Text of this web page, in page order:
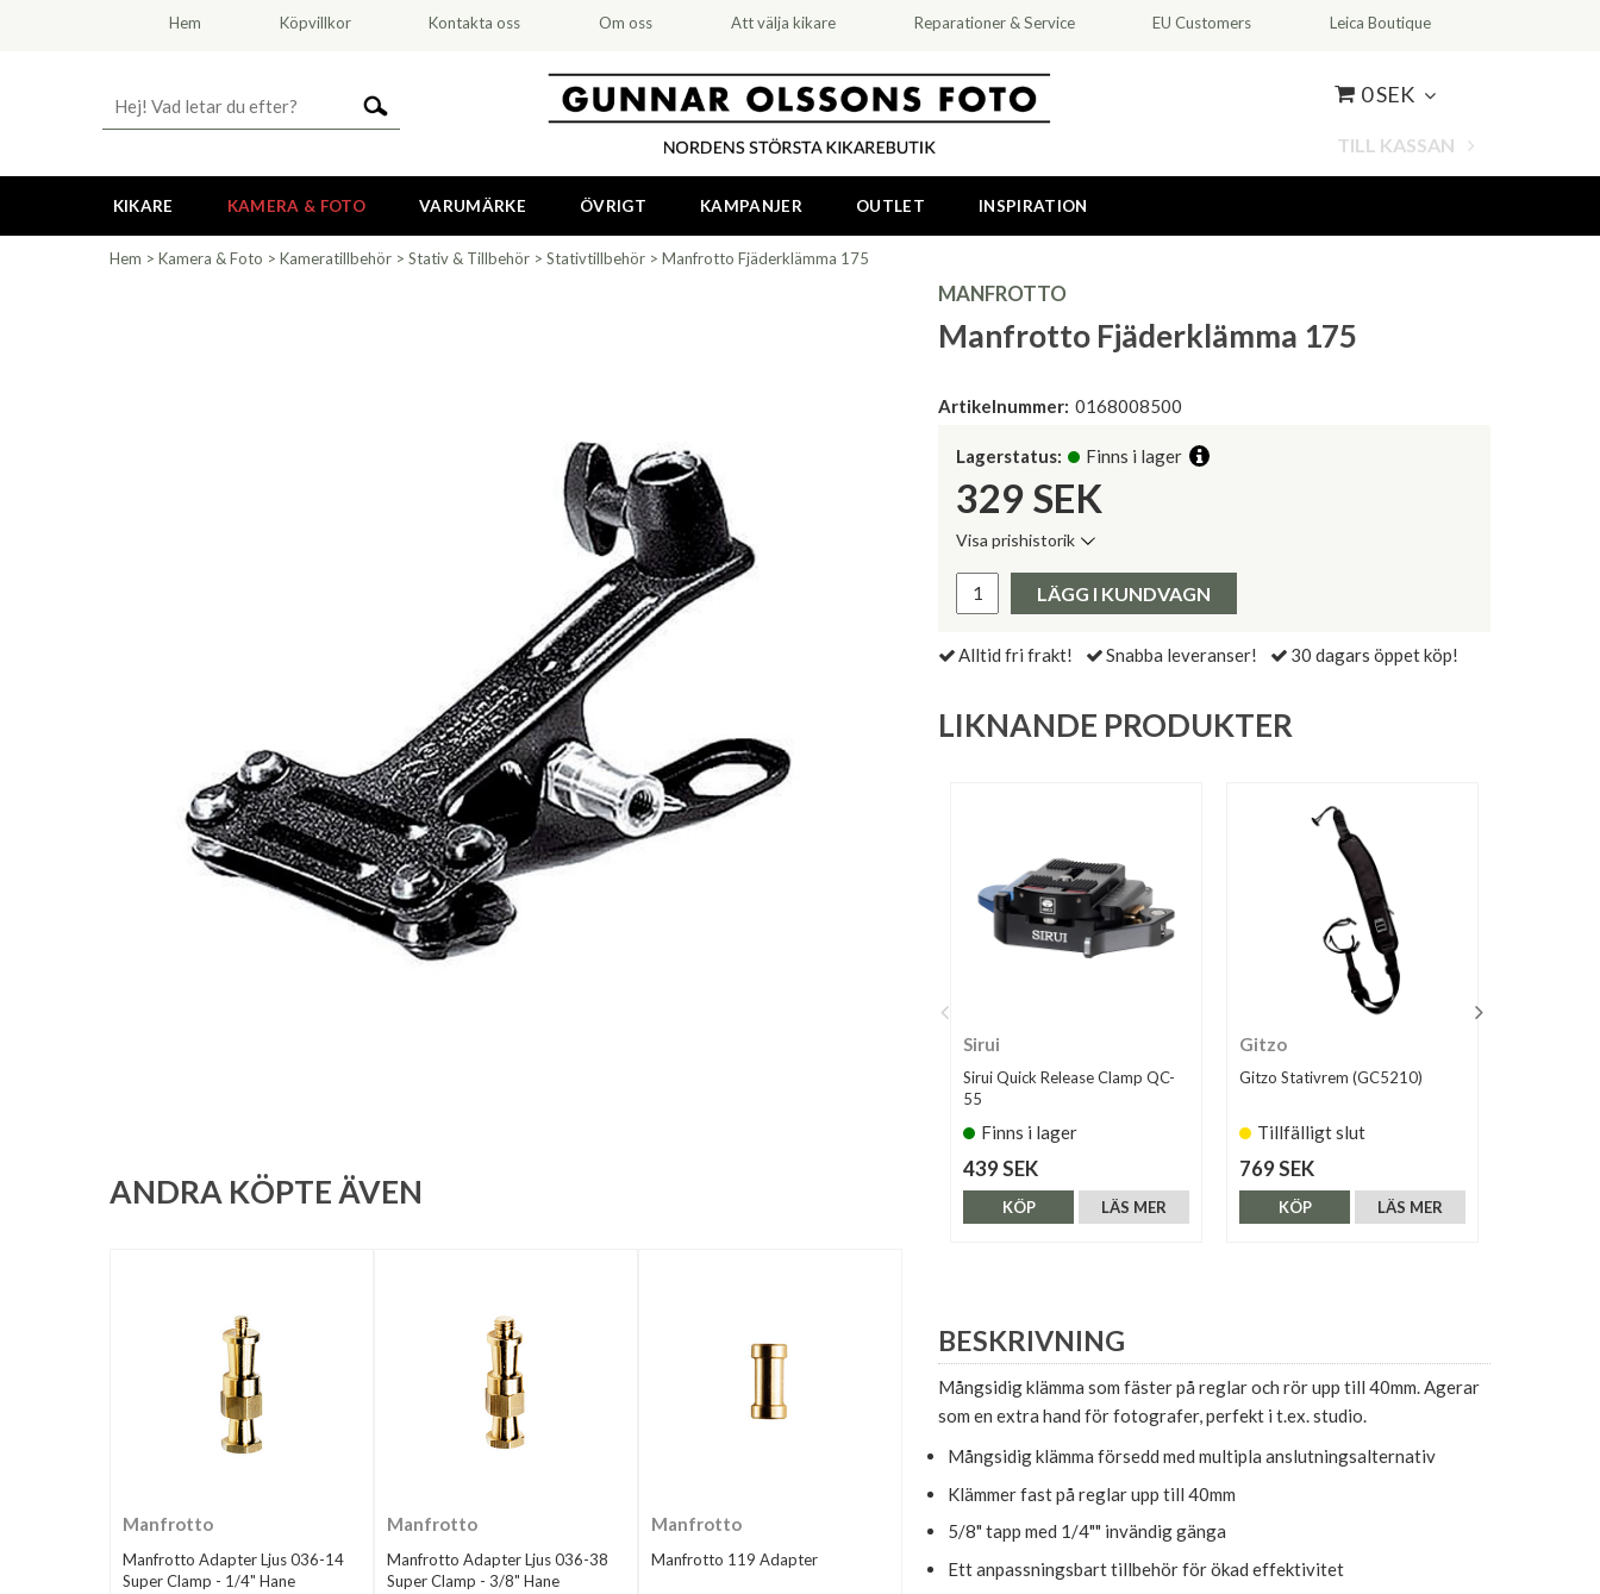
Hem Köpvillkor Kontakta oss Om oss Att välja kikare Reparationer & Service EU Customers Leica Boutique
0 SEK
TILL KASSAN
KIKARE KAMERA & FOTO VARUMÄRKE ÖVRIGT KAMPANJER OUTLET INSPIRATION
Hem > Kamera & Foto > Kameratillbehör > Stativ & Tillbehör > Stativtillbehör > Manfrotto Fjäderklämma 175
MANFROTTO
Manfrotto Fjäderklämma 175
Artikelnummer: 0168008500
Lagerstatus: Finns i lager
329 SEK
Visa prishistorik
Pris:
LÄGG I KUNDVAGN
Alltid fri frakt! Snabba leveranser! 30 dagars öppet köp!
LIKNANDE PRODUKTER
Sirui
Sirui Quick Release Clamp QC-
55
Finns i lager
439 SEK
LÄS MER
KÖP
Gitzo
Gitzo Stativrem (GC5210)
Tillfälligt slut
769 SEK
LÄS MER
KÖP
BESKRIVNING
Mångsidig klämma som fäster på reglar och rör upp till 40mm. Agerar
som en extra hand för fotografer, perfekt i t.ex. studio.
Mångsidig klämma försedd med multipla anslutningsalternativ
Klämmer fast på reglar upp till 40mm
5/8" tapp med 1/4"" invändig gänga
Ett anpassningsbart tillbehör för ökad effektivitet
ANDRA KÖPTE ÄVEN
Manfrotto
Manfrotto Adapter Ljus 036-14
Super Clamp - 1/4" Hane
Manfrotto
Manfrotto Adapter Ljus 036-38
Super Clamp - 3/8" Hane
Manfrotto
Manfrotto 119 Adapter